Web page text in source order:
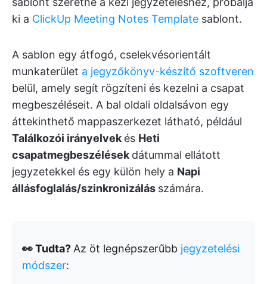
ki a ClickUp Meeting Notes Template sablont.
A sablon egy átfogó, cselekvésorientált
munkaterület a jegyzőkönyv-készítő szoftveren
belül, amely segít rögzíteni és kezelni a csapat
megbeszéléseit. A bal oldali oldalsávon egy
áttekinthető mappaszerkezet látható, például
Találkozói irányelvek és Heti
csapatmegbeszélések dátummal ellátott
jegyzetekkel és egy külön hely a Napi
állásfoglalás/szinkronizálás számára.
👀 Tudta? Az öt legnépszerűbb jegyzetelési
módszer: